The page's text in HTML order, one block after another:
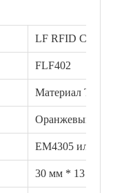
LF RFID Cone
FLF402
Материал ТПУ
Оранжевый,
EM4305 или
30 мм * 13 мм